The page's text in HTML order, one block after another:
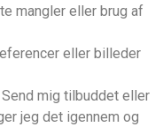
mangler eller brug af
eller billeder
mig tilbuddet eller
jeg det igennem og